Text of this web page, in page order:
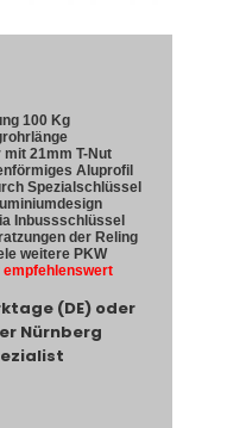
100 Kg
mit 21mm T-Nut
Aluprofil
Spezialschlüssel
Inbussschlüssel
der Reling
weitere PKW
empfehlenswert
(DE) oder
Nürnberg